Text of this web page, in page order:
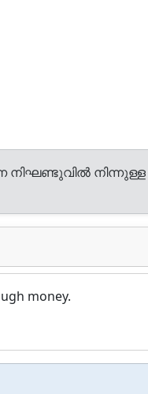
നിഘണ്ടുവിൽ നിന്നുള്ള
money.